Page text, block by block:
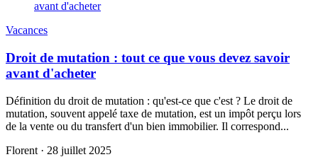
Vacances
Droit de mutation : tout ce que vous devez savoir
avant d'acheter
Définition du droit de mutation : qu'est-ce que c'est ? Le droit de
mutation, souvent appelé taxe de mutation, est un impôt perçu lors
de la vente ou du transfert d'un bien immobilier. Il correspond...
Florent · 28 juillet 2025